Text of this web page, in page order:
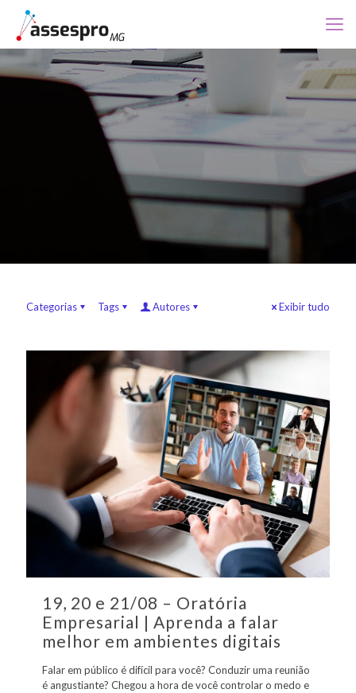
Categorias Tags Autores Exibir tudo
19, 20 e 21/08 – Oratória
Empresarial | Aprenda a falar
melhor em ambientes digitais
Falar em público é difícil para você? Conduzir uma reunião
é angustiante? Chegou a hora de você controlar o medo e